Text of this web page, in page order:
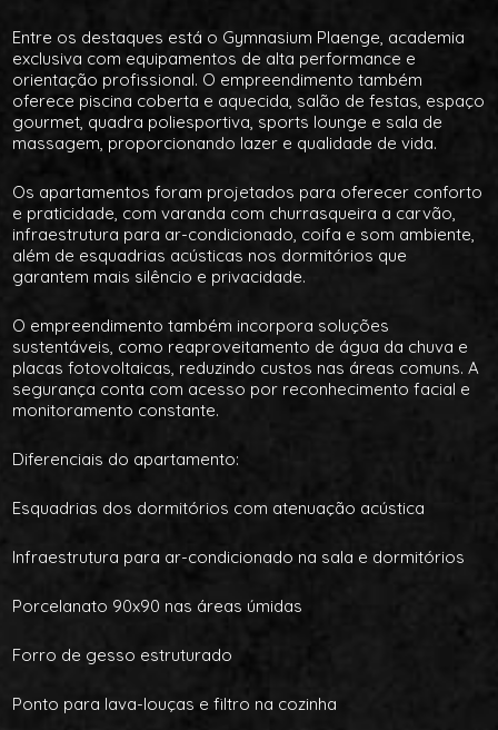
Entre os destaques está o Gymnasium Plaenge, academia
exclusiva com equipamentos de alta performance e
orientação profissional. O empreendimento também
oferece piscina coberta e aquecida, salão de festas, espaço
gourmet, quadra poliesportiva, sports lounge e sala de
massagem, proporcionando lazer e qualidade de vida.
Os apartamentos foram projetados para oferecer conforto
e praticidade, com varanda com churrasqueira a carvão,
infraestrutura para ar-condicionado, coifa e som ambiente,
além de esquadrias acústicas nos dormitórios que
garantem mais silêncio e privacidade.
O empreendimento também incorpora soluções
sustentáveis, como reaproveitamento de água da chuva e
placas fotovoltaicas, reduzindo custos nas áreas comuns. A
segurança conta com acesso por reconhecimento facial e
monitoramento constante.
Diferenciais do apartamento:
Esquadrias dos dormitórios com atenuação acústica
Infraestrutura para ar-condicionado na sala e dormitórios
Porcelanato 90x90 nas áreas úmidas
Forro de gesso estruturado
Ponto para lava-louças e filtro na cozinha